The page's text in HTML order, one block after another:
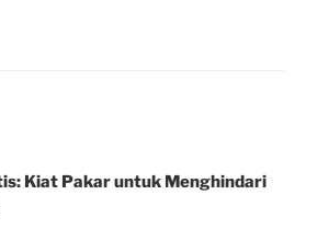
Kiat Pakar untuk Menghindari